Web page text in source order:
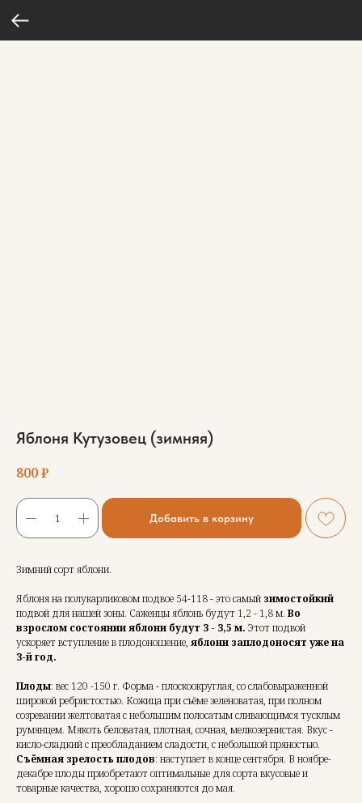
Яблоня Кутузовец (зимняя)
800₽
Добавить в корзину
Зимний сорт яблони.
Яблоня на полукарликовом подвое 54-118 - это самый зимостойкий
подвой для нашей зоны. Саженцы яблонь будут 1,2 - 1,8 м. Во
взрослом состоянии яблони будут 3 - 3,5 м. Этот подвой
ускоряет вступление в плодоношение, яблони заплодоносят уже на
3-й год.
Плоды: вес 120 -150 г. Форма - плоскоокруглая, со слабовыраженной
широкой ребристостью. Кожица при съёме зеленоватая, при полном
созревании желтоватая с небольшим полосатым сливающимся тусклым
румянцем. Мякоть беловатая, плотная, сочная, мелкозернистая. Вкус -
кисло-сладкий с преобладанием сладости, с небольшой пряностью.
Съёмная зрелость плодов: наступает в конце сентября. В ноябре-
декабре плоды приобретают оптимальные для сорта вкусовые и
товарные качества, хорошо сохраняются до мая.